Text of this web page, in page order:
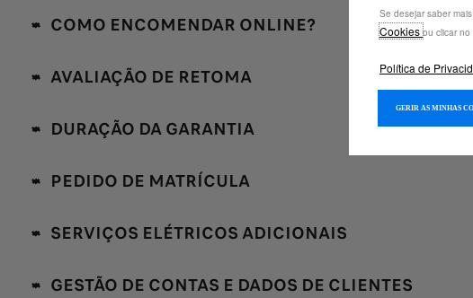
COMO ENCOMENDAR ONLINE?
AVALIAÇÃO DE RETOMA
DURAÇÃO DA GARANTIA
PEDIDO DE MATRÍCULA
SERVIÇOS ELÉTRICOS ADICIONAIS
GESTÃO DE CONTAS E DADOS DE CLIENTES
Se desejar saber
Cookies ou clicar no
Política de
GERIR AS MINHAS